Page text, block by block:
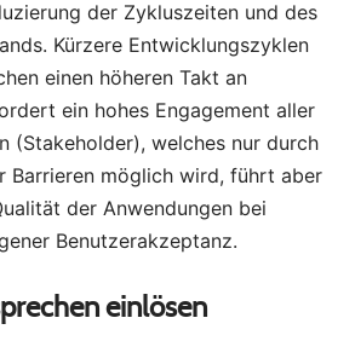
der Zykluszeiten und des
Kürzere Entwicklungszyklen
einen höheren Takt an
ein hohes Engagement aller
(Stakeholder), welches nur durch
Barrieren möglich wird, führt aber
der Anwendungen bei
Benutzerakzeptanz.
einlösen